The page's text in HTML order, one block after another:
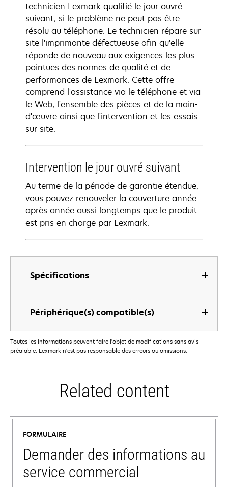
Spécifications
Périphérique(s) compatible(s)
technicien Lexmark qualifié le jour ouvré
suivant, si le problème ne peut pas être
résolu au téléphone. Le technicien répare sur
site l'imprimante défectueuse afin qu'elle
réponde de nouveau aux exigences les plus
pointues des normes de qualité et de
performances de Lexmark. Cette offre
comprend l'assistance via le téléphone et via
le Web, l'ensemble des pièces et de la main-
d'œuvre ainsi que l'intervention et les essais
sur site.
Intervention le jour ouvré suivant
Au terme de la période de garantie étendue,
vous pouvez renouveler la couverture année
après année aussi longtemps que le produit
est pris en charge par Lexmark.
Toutes les informations peuvent faire l'objet de modifications sans avis
préalable. Lexmark n'est pas responsable des erreurs ou omissions.
Related content
FORMULAIRE
Demander des informations au
service commercial